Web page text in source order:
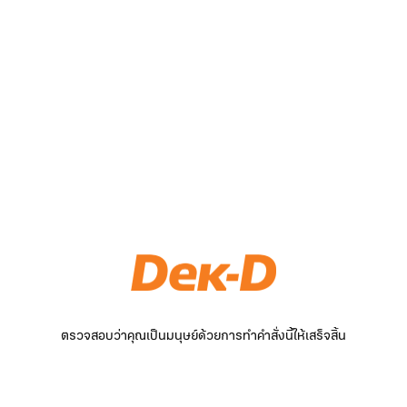
ตรวจสอบว่าคุณเป็นมนุษย์ด้วยการทำคำสั่งนี้ให้เสร็จสิ้น